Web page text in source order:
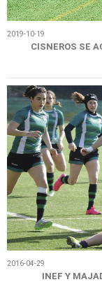
2019-10-19
CISNEROS SE
2016-04-29
INEF Y